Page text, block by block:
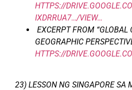
HTTPS://
IXDRRUA7…/VIEW…
EXCERPT FROM “GLOBAL
GEOGRAPHIC
HTTPS://
23) LESSON NG SINGAPORE SA